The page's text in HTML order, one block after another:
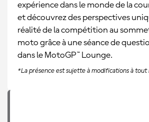
expérience dans le monde de la
et découvrez des perspectives
réalité de la compétition au
moto grâce à une séance de
dans le MotoGP™ Lounge.
*La présence est sujette à modifications à tout